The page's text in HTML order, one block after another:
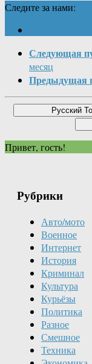
Следите за нами:
Следующая
месяц
Предыдущая
Привет, гость!
Рубрики
Авто/мото
Военное
Интернет
История
Криминал
Культура
Курьёзы
Политика
Разное
Смешное
Техника